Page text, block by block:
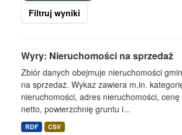
Filtruj wyniki
Wyry: Nieruchomości na sprzedaż
Zbiór danych obejmuje nieruchomości
na sprzedaż. Wykaz zawiera m.in.
nieruchomości, adres nieruchomości, cenę
netto, powierzchnię gruntu i...
RDF CSV